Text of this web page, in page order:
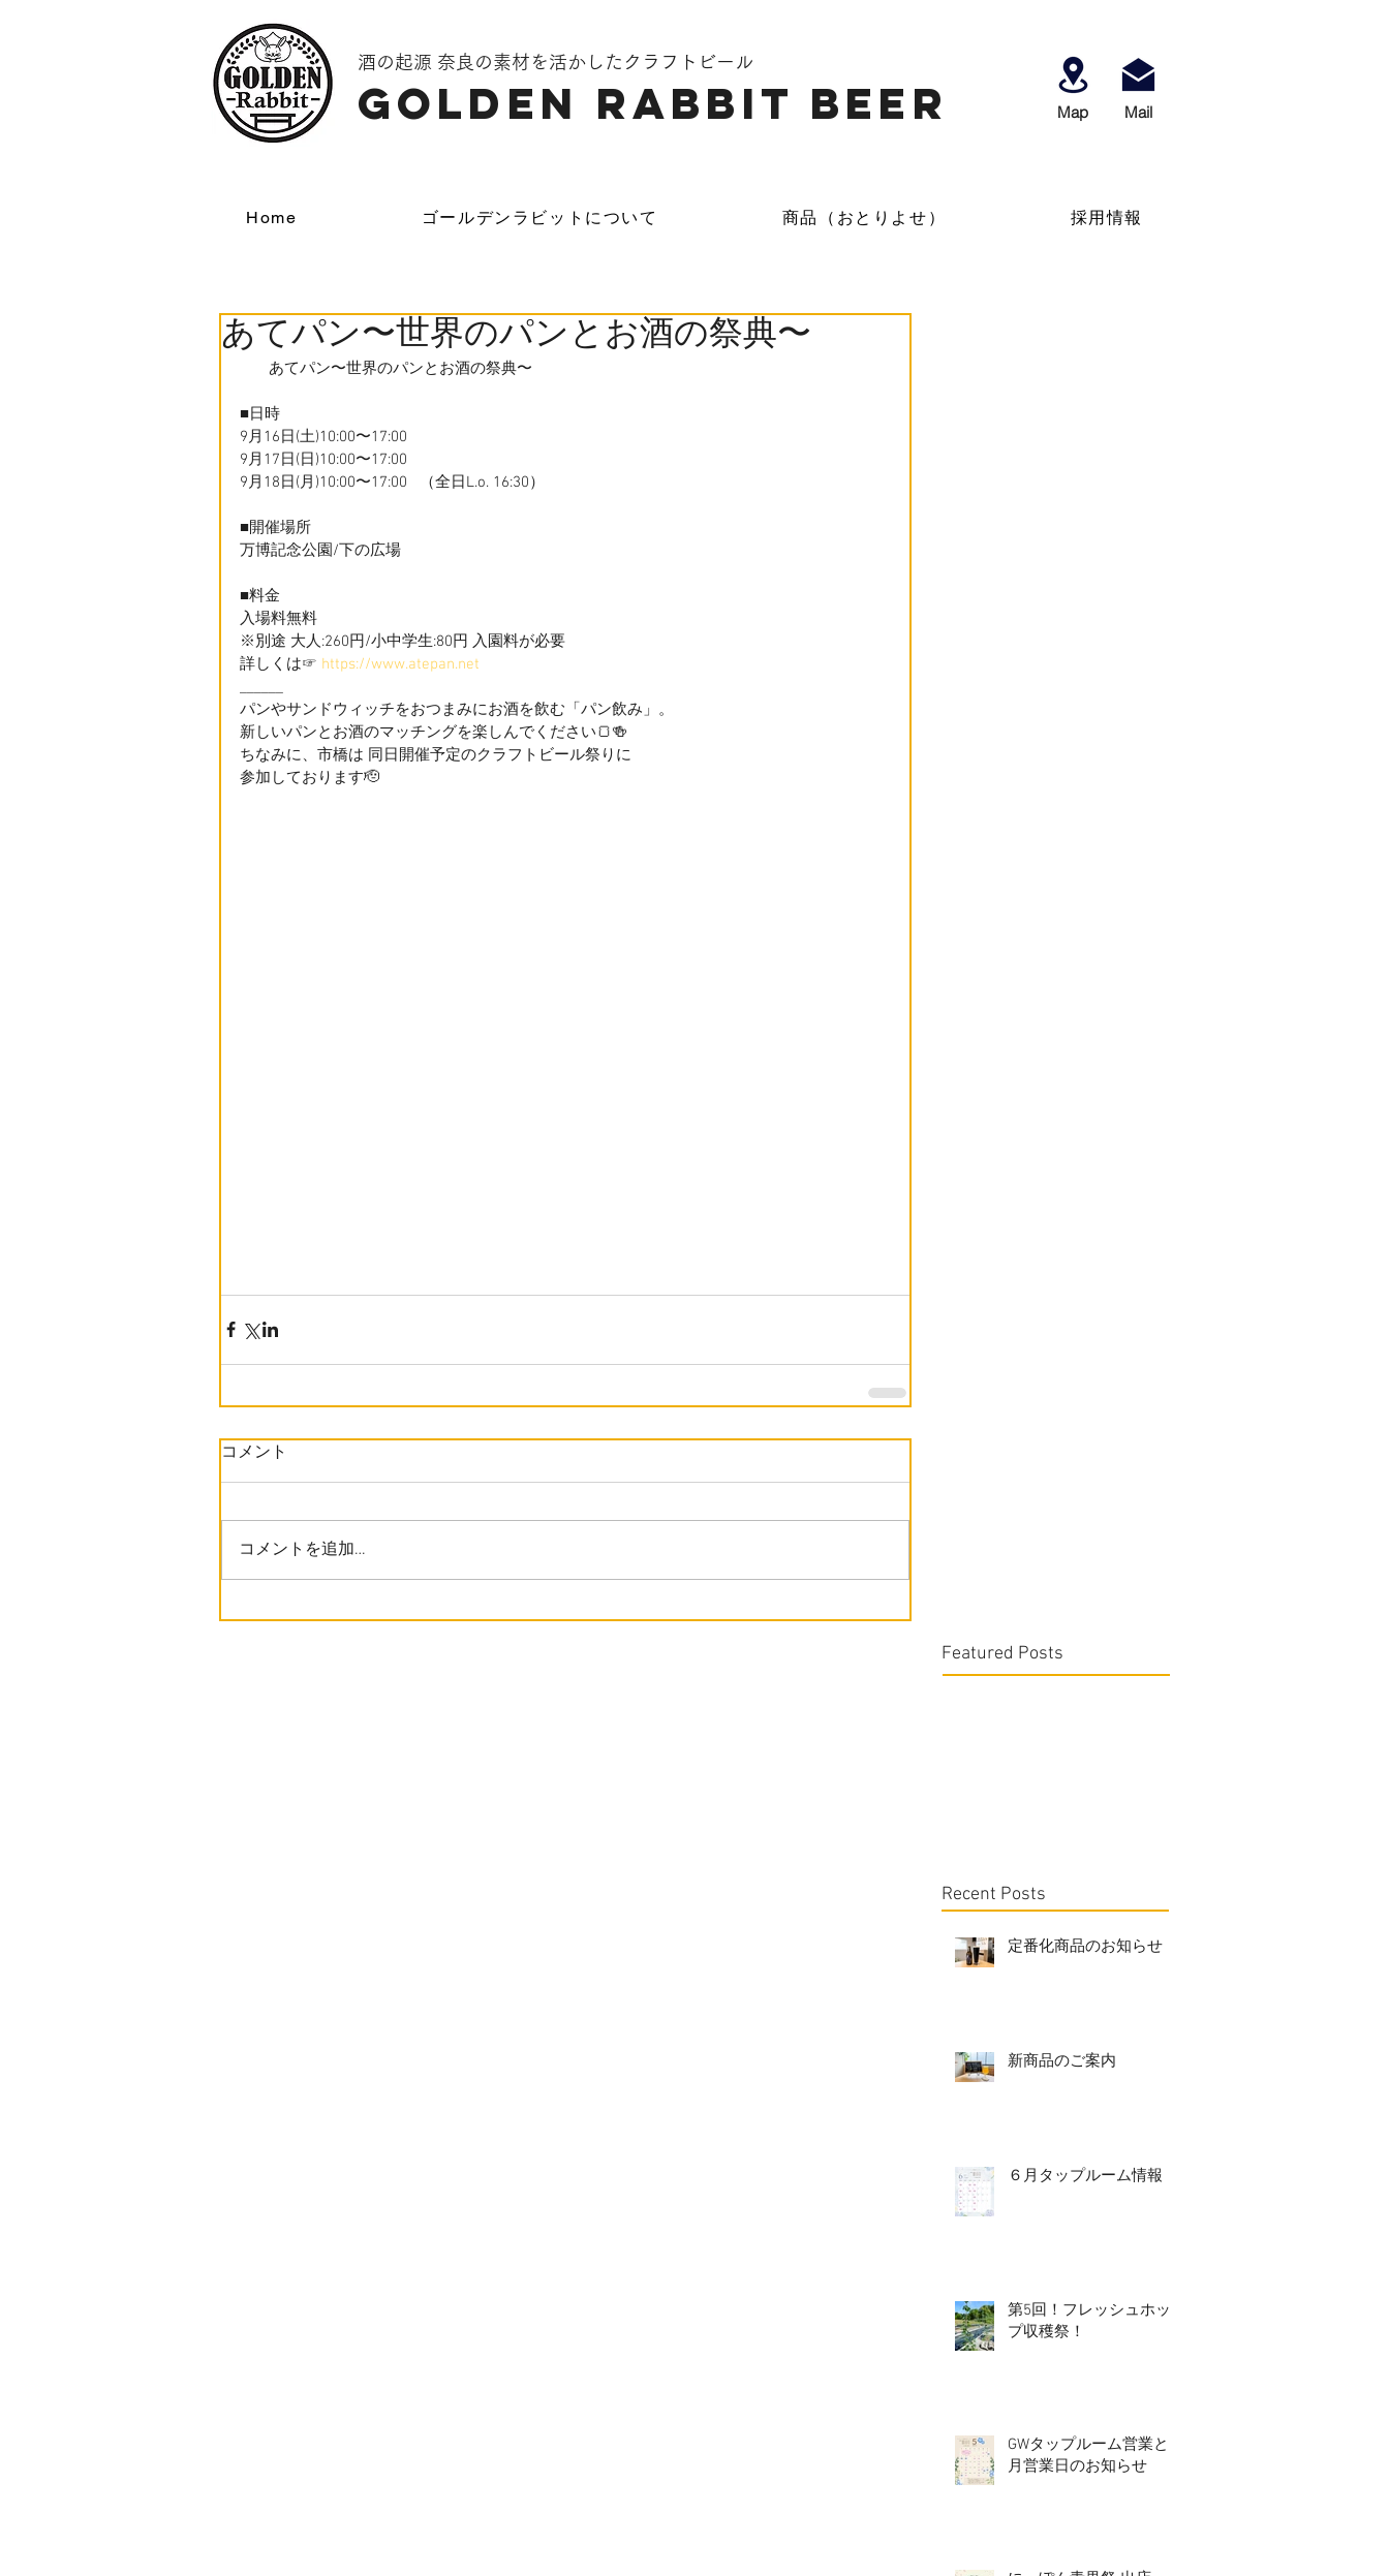
酒の起源 奈良の素材を活かしたクラフトビール
GOLDEN Rabbit Beer Map ​Mail
Home ゴールデンラビットについて 商品（おとりよせ） 採用情報
あてパン〜世界のパンとお酒の祭典〜
       あてパン〜世界のパンとお酒の祭典〜
■日時
9月16日(土)10:00〜17:00
9月17日(日)10:00〜17:00
9月18日(月)10:00〜17:00   （全日L.o. 16:30）
■開催場所
万博記念公園/下の広場
■料金
入場料無料
※別途 大人:260円/小中学生:80円 入園料が必要
詳しくは☞ https://www.atepan.net
パンやサンドウィッチをおつまみにお酒を飲む「パン飲み」。
新しいパンとお酒のマッチングを楽しんでください🍞🍻
ちなみに、市橋は 同日開催予定のクラフトビール祭りに
参加しております🫡
コメント
コメントを追加…
Featured Posts
Recent Posts
定番化商品のお知らせ
新商品のご案内
６月タップルーム情報
第5回！フレッシュホッ
プ収穫祭！
GWタップルーム営業と5
月営業日のお知らせ